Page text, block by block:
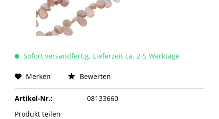
Sofort versandfertig, Lieferzeit ca. 2-5 Werktage
Merken Bewerten
Artikel-Nr.:
08133660
Produkt teilen